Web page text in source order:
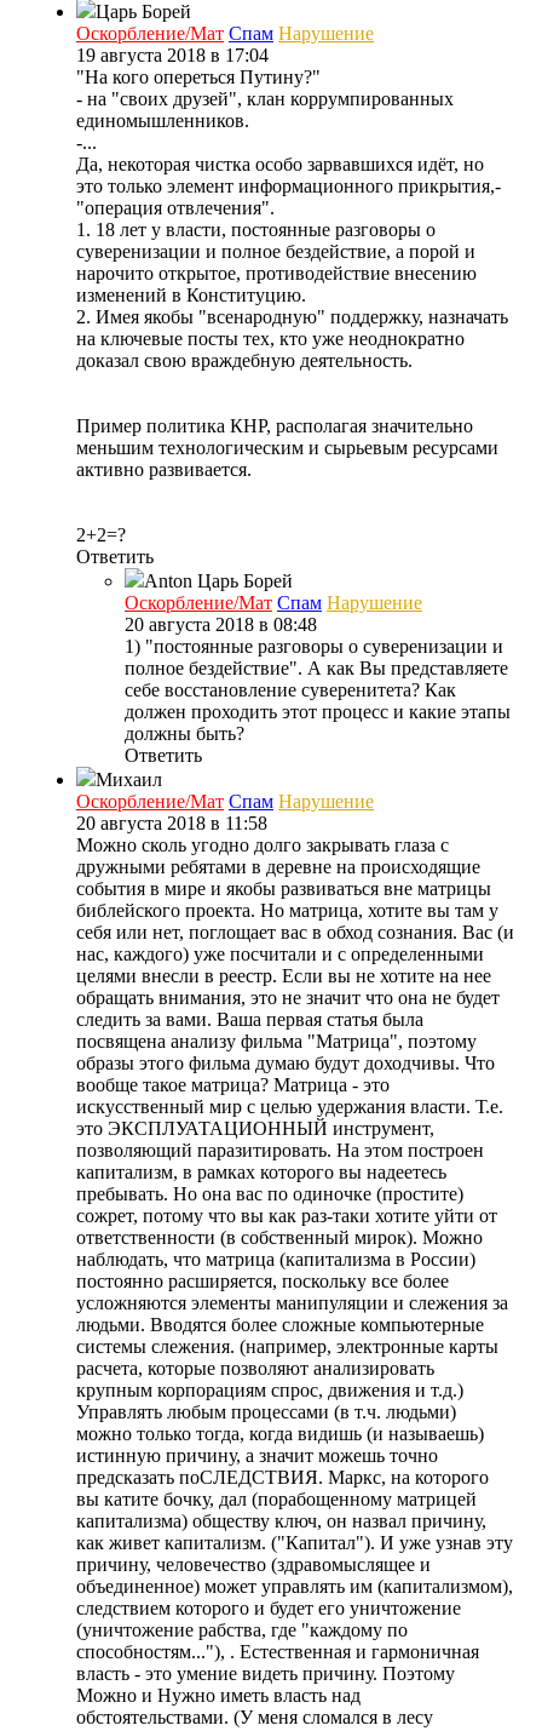
Царь Борей
Оскорбление/Мат Спам Нарушение
19 августа 2018 в 17:04
"На кого опереться Путину?"
- на "своих друзей", клан коррумпированных
единомышленников.
-...
Да, некоторая чистка особо зарвавшихся идёт, но
это только элемент информационного прикрытия,-
"операция отвлечения".
1. 18 лет у власти, постоянные разговоры о
суверенизации и полное бездействие, а порой и
нарочито открытое, противодействие внесению
изменений в Конституцию.
2. Имея якобы "всенародную" поддержку, назначать
на ключевые посты тех, кто уже неоднократно
доказал свою враждебную деятельность.
Пример политика КНР, располагая значительно
меньшим технологическим и сырьевым ресурсами
активно развивается.
2+2=?
Ответить
Anton Царь Борей
Оскорбление/Мат Спам Нарушение
20 августа 2018 в 08:48
1) "постоянные разговоры о суверенизации и
полное бездействие". А как Вы представляете
себе восстановление суверенитета? Как
должен проходить этот процесс и какие этапы
должны быть?
Ответить
Михаил
Оскорбление/Мат Спам Нарушение
20 августа 2018 в 11:58
Можно сколь угодно долго закрывать глаза с
дружными ребятами в деревне на происходящие
события в мире и якобы развиваться вне матрицы
библейского проекта. Но матрица, хотите вы там у
себя или нет, поглощает вас в обход сознания. Вас (и
нас, каждого) уже посчитали и с определенными
целями внесли в реестр. Если вы не хотите на нее
обращать внимания, это не значит что она не будет
следить за вами. Ваша первая статья была
посвящена анализу фильма "Матрица", поэтому
образы этого фильма думаю будут доходчивы. Что
вообще такое матрица? Матрица - это
искусственный мир с целью удержания власти. Т.е.
это ЭКСПЛУАТАЦИОННЫЙ инструмент,
позволяющий паразитировать. На этом построен
капитализм, в рамках которого вы надеетесь
пребывать. Но она вас по одиночке (простите)
сожрет, потому что вы как раз-таки хотите уйти от
ответственности (в собственный мирок). Можно
наблюдать, что матрица (капитализма в России)
постоянно расширяется, поскольку все более
усложняются элементы манипуляции и слежения за
людьми. Вводятся более сложные компьютерные
системы слежения. (например, электронные карты
расчета, которые позволяют анализировать
крупным корпорациям спрос, движения и т.д.)
Управлять любым процессами (в т.ч. людьми)
можно только тогда, когда видишь (и называешь)
истинную причину, а значит можешь точно
предсказать поСЛЕДСТВИЯ. Маркс, на которого
вы катите бочку, дал (порабощенному матрицей
капитализма) обществу ключ, он назвал причину,
как живет капитализм. ("Капитал"). И уже узнав эту
причину, человечество (здравомыслящее и
объединенное) может управлять им (капитализмом),
следствием которого и будет его уничтожение
(уничтожение рабства, где "каждому по
способностям..."), . Естественная и гармоничная
власть - это умение видеть причину. Поэтому
Можно и Нужно иметь власть над
обстоятельствами. (У меня сломался в лесу